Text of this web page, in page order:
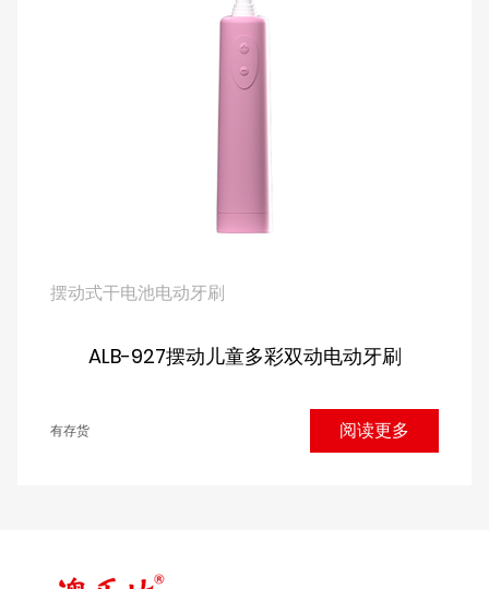
摆动式干电池电动牙刷
ALB-927摆动儿童多彩双动电动牙刷
有存货 阅读更多